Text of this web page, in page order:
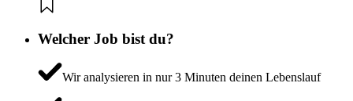
Welcher Job bist du?
Wir analysieren in nur 3 Minuten deinen Lebenslauf